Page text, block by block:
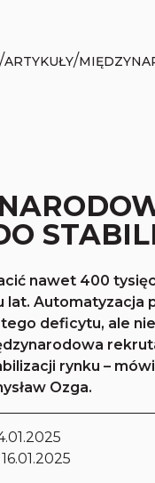
/ARTYKUŁY/
nawet 400
lat. Automatyzacja
deficytu, ale
rynku –
Ozga.